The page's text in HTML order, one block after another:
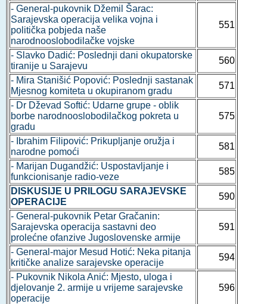
- General-pukovnik Džemil Šarac:
Sarajevska operacija velika vojna i
politička pobjeda naše
narodnooslobodilačke vojske
551
- Slavko Dadić: Poslednji dani okupatorske
tiranije u Sarajevu
560
- Mira Stanišić Popović: Poslednji sastanak
Mjesnog komiteta u okupiranom gradu
571
- Dr Dževad Softić: Udarne grupe - oblik
borbe narodnooslobodilačkog pokreta u
gradu
575
- Ibrahim Filipović: Prikupljanje oružja i
narodne pomoći
581
- Marijan Dugandžić: Uspostavljanje i
funkcionisanje radio-veze
585
DISKUSIJE U PRILOGU SARAJEVSKE
OPERACIJE
590
- General-pukovnik Petar Gračanin:
Sarajevska operacija sastavni deo
prolećne ofanzive Jugoslovenske armije
591
- General-major Mesud Hotić: Neka pitanja
kritičke analize sarajevske operacije
594
- Pukovnik Nikola Anić: Mjesto, uloga i
djelovanje 2. armije u vrijeme sarajevske
operacije
596